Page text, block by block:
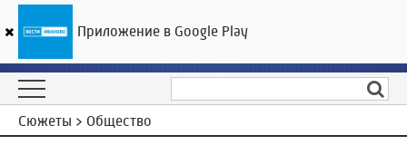
ГТРК «Ивтелерадио»
Сюжеты > Общество
Приложение в Google Play